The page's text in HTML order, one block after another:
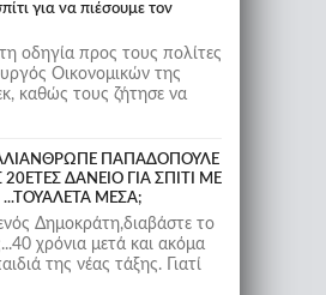
για να πιέσουμε τον
οδηγία προς τους πολίτες
Οικονομικών της
καθώς τους ζήτησε να
ΠΑΠΑΔΟΠΟΥΛΕ
ΔΑΝΕΙΟ ΓΙΑ ΣΠΙΤΙ ΜΕ
ΜΕΣΑ;
Δημοκράτη,διαβάστε το
χρόνια μετά και ακόμα
της νέας τάξης. Γιατί